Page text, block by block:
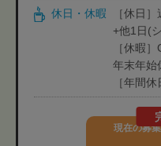
休日・休暇
［休日
+他1日(
［休暇
年末年始
［年間
現在の募